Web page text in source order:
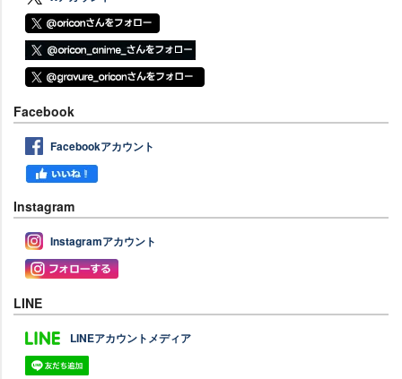
Facebook
Facebookアカウント
Instagram
Instagramアカウント
LINE
LINEアカウントメディア